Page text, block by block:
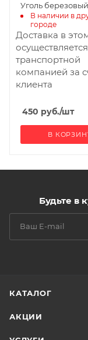
Уголь
В наличии в
городе
Доставка в
осуществляется
транспортной
компанией за
клиента
450 руб./шт
В
Будьте в
КАТАЛОГ
АКЦИИ